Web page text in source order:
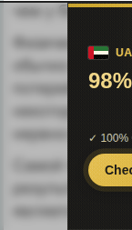
чем у боль­ных
Физические
обычно
потерей массы
некоторые из
нервно-
Самой частой
результатам
является